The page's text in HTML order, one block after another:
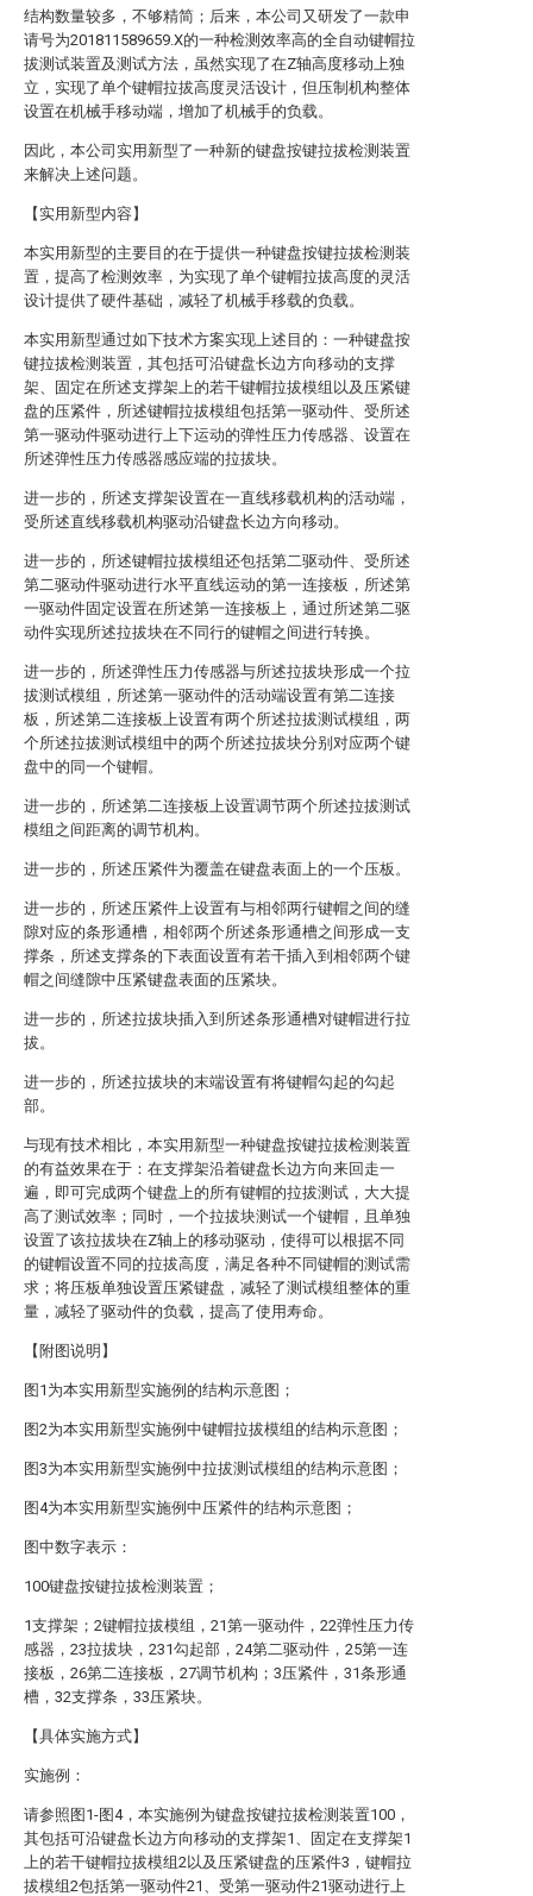
结构数量较多，不够精简；后来，本公司又研发了一款申
请号为201811589659.X的一种检测效率高的全自动键帽拉
拔测试装置及测试方法，虽然实现了在Z轴高度移动上独
立，实现了单个键帽拉拔高度灵活设计，但压制机构整体
设置在机械手移动端，增加了机械手的负载。
因此，本公司实用新型了一种新的键盘按键拉拔检测装置
来解决上述问题。
【实用新型内容】
本实用新型的主要目的在于提供一种键盘按键拉拔检测装
置，提高了检测效率，为实现了单个键帽拉拔高度的灵活
设计提供了硬件基础，减轻了机械手移载的负载。
本实用新型通过如下技术方案实现上述目的：一种键盘按
键拉拔检测装置，其包括可沿键盘长边方向移动的支撑
架、固定在所述支撑架上的若干键帽拉拔模组以及压紧键
盘的压紧件，所述键帽拉拔模组包括第一驱动件、受所述
第一驱动件驱动进行上下运动的弹性压力传感器、设置在
所述弹性压力传感器感应端的拉拔块。
进一步的，所述支撑架设置在一直线移载机构的活动端，
受所述直线移载机构驱动沿键盘长边方向移动。
进一步的，所述键帽拉拔模组还包括第二驱动件、受所述
第二驱动件驱动进行水平直线运动的第一连接板，所述第
一驱动件固定设置在所述第一连接板上，通过所述第二驱
动件实现所述拉拔块在不同行的键帽之间进行转换。
进一步的，所述弹性压力传感器与所述拉拔块形成一个拉
拔测试模组，所述第一驱动件的活动端设置有第二连接
板，所述第二连接板上设置有两个所述拉拔测试模组，两
个所述拉拔测试模组中的两个所述拉拔块分别对应两个键
盘中的同一个键帽。
进一步的，所述第二连接板上设置调节两个所述拉拔测试
模组之间距离的调节机构。
进一步的，所述压紧件为覆盖在键盘表面上的一个压板。
进一步的，所述压紧件上设置有与相邻两行键帽之间的缝
隙对应的条形通槽，相邻两个所述条形通槽之间形成一支
撑条，所述支撑条的下表面设置有若干插入到相邻两个键
帽之间缝隙中压紧键盘表面的压紧块。
进一步的，所述拉拔块插入到所述条形通槽对键帽进行拉
拔。
进一步的，所述拉拔块的末端设置有将键帽勾起的勾起
部。
与现有技术相比，本实用新型一种键盘按键拉拔检测装置
的有益效果在于：在支撑架沿着键盘长边方向来回走一
遍，即可完成两个键盘上的所有键帽的拉拔测试，大大提
高了测试效率；同时，一个拉拔块测试一个键帽，且单独
设置了该拉拔块在Z轴上的移动驱动，使得可以根据不同
的键帽设置不同的拉拔高度，满足各种不同键帽的测试需
求；将压板单独设置压紧键盘，减轻了测试模组整体的重
量，减轻了驱动件的负载，提高了使用寿命。
【附图说明】
图1为本实用新型实施例的结构示意图；
图2为本实用新型实施例中键帽拉拔模组的结构示意图；
图3为本实用新型实施例中拉拔测试模组的结构示意图；
图4为本实用新型实施例中压紧件的结构示意图；
图中数字表示：
100键盘按键拉拔检测装置；
1支撑架；2键帽拉拔模组，21第一驱动件，22弹性压力传
感器，23拉拔块，231勾起部，24第二驱动件，25第一连
接板，26第二连接板，27调节机构；3压紧件，31条形通
槽，32支撑条，33压紧块。
【具体实施方式】
实施例：
请参照图1-图4，本实施例为键盘按键拉拔检测装置100，
其包括可沿键盘长边方向移动的支撑架1、固定在支撑架1
上的若干键帽拉拔模组2以及压紧键盘的压紧件3，键帽拉
拔模组2包括第一驱动件21、受第一驱动件21驱动进行上